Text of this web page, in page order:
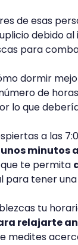
de esas
debido al
para
dormir
de
lo que
a las
minutos
te permita
para tener una
tu
relajarte
medites